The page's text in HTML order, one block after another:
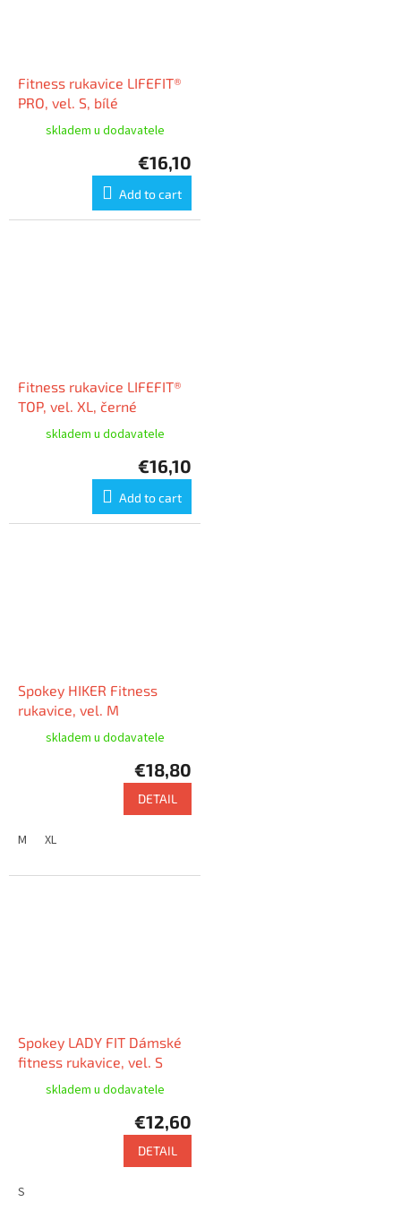
Fitness rukavice LIFEFIT®
PRO, vel. S, bílé
skladem u dodavatele
€16,10
Add to cart
Fitness rukavice LIFEFIT®
TOP, vel. XL, černé
skladem u dodavatele
€16,10
Add to cart
Spokey HIKER Fitness
rukavice, vel. M
skladem u dodavatele
€18,80
DETAIL
M XL
Spokey LADY FIT Dámské
fitness rukavice, vel. S
skladem u dodavatele
€12,60
DETAIL
S